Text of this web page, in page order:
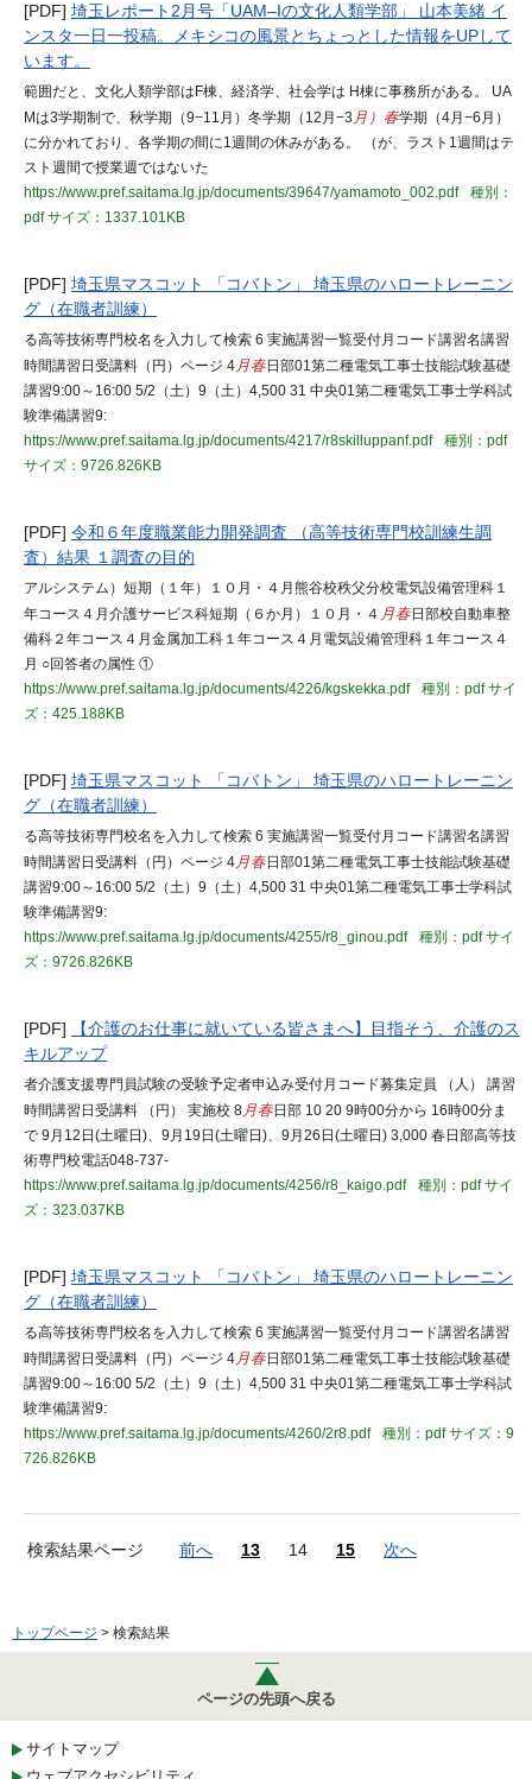
[PDF] 埼玉レポート2月号「UAM–Iの文化人類学部」 山本美緒 イ
ンスタ一日一投稿。メキシコの風景とちょっとした情報をUPして
います。
範囲だと、文化人類学部はF棟、経済学、社会学は H棟に事務所がある。 UA
Mは3学期制で、秋学期（9−11月）冬学期（12月−3 月）春学期（4月−6月）
に分かれており、各学期の間に1週間の休みがある。 （が、ラスト1週間はテ
スト週間で授業週ではないた
https://www.pref.saitama.lg.jp/documents/39647/yamamoto_002.pdf
種別：
pdfサイズ：1337.101KB
[PDF] 埼玉県マスコット 「コバトン」 埼玉県のハロートレーニン
グ（在職者訓練）
る高等技術専門校名を入力して検索 6 実施講習一覧受付月コード講習名講習
時間講習日受講料（円）ページ 4月春日部01第二種電気工事士技能試験基礎
講習9:00～16:00 5/2（土）9（土）4,500 31 中央01第二種電気工事士学科試
験準備講習9:
https://www.pref.saitama.lg.jp/documents/4217/r8skilluppanf.pdf
種別：pdf
サイズ：9726.826KB
[PDF] 令和６年度職業能力開発調査 （高等技術専門校訓練生調
査）結果 １調査の目的
アルシステム）短期（１年）１０月・４月熊谷校秩父分校電気設備管理科１
年コース４月介護サービス科短期（６か月）１０月・４ 月春日部校自動車整
備科２年コース４月金属加工科１年コース４月電気設備管理科１年コース４
月 ○回答者の属性 ①
https://www.pref.saitama.lg.jp/documents/4226/kgskekka.pdf
種別：pdfサイ
ズ：425.188KB
[PDF] 埼玉県マスコット 「コバトン」 埼玉県のハロートレーニン
グ（在職者訓練）
る高等技術専門校名を入力して検索 6 実施講習一覧受付月コード講習名講習
時間講習日受講料（円）ページ 4月春日部01第二種電気工事士技能試験基礎
講習9:00～16:00 5/2（土）9（土）4,500 31 中央01第二種電気工事士学科試
験準備講習9:
https://www.pref.saitama.lg.jp/documents/4255/r8_ginou.pdf
種別：pdfサイ
ズ：9726.826KB
[PDF]
【介護のお仕事に就いている皆さまへ】目指そう、介護のス
キルアップ
者介護支援専門員試験の受験予定者申込み受付月コード募集定員 （人） 講習
時間講習日受講料 （円） 実施校 8月春日部 10 20 9時00分から 16時00分ま
で 9月12日(土曜日)、9月19日(土曜日)、9月26日(土曜日) 3,000 春日部高等技
術専門校電話048-737-
https://www.pref.saitama.lg.jp/documents/4256/r8_kaigo.pdf
種別：pdfサイ
ズ：323.037KB
[PDF] 埼玉県マスコット 「コバトン」 埼玉県のハロートレーニン
グ（在職者訓練）
る高等技術専門校名を入力して検索 6 実施講習一覧受付月コード講習名講習
時間講習日受講料（円）ページ 4月春日部01第二種電気工事士技能試験基礎
講習9:00～16:00 5/2（土）9（土）4,500 31 中央01第二種電気工事士学科試
験準備講習9:
https://www.pref.saitama.lg.jp/documents/4260/2r8.pdf
種別：pdfサイズ：9
726.826KB
検索結果ページ 前へ 13 14 15 次へ
トップページ > 検索結果
ページの先頭へ戻る
サイトマップ